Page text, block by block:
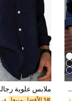
قميص رجالي كاجوال أساسي مخطط من القماش بقصة فضفاضة وأكمام طويلة وياقة